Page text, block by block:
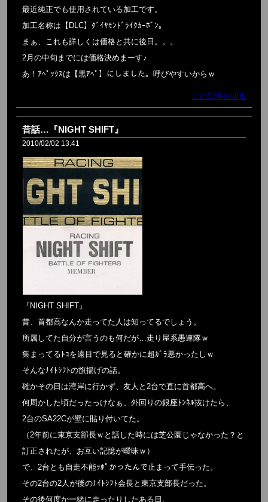
最近純正でも使用されている加工です。
加工名称は【DLC】ﾀﾞｲﾔﾓﾝﾄﾞﾗｲｸｶｰﾎﾞﾝ。
まぁ、これも詳しくは価格と共に後日。。。
2月の中旬までには価格決めまーす♪
あ！ｱﾍﾟｯｸｽは【黒ｱﾍﾟ】にしました。呼びやすいからｗ
この記事のURL
昔話…『NIGHT SHIFT』
2010/02/02 13:41
『NIGHT SHIFT』
昔、首都高なんか走ってた人は知ってるでしょう。
所属してた自分が言うのも何だが…走り屋系愚連隊ｗ
集まってるﾄｺを遠目で見ると確かに超ｶﾞﾗ悪かったしｗ
そんなﾅｲﾄｼﾌﾄの旗揚げの話。
確かその日は湾岸に行かず、友人と2台で直に首都高へ。
何周かした頃だったっけなぁ、外回りの銀座ﾄﾝﾈﾙ抜けたら、
2台のSA22Cが壁に貼り付いてた。
（2年前に東京支部長ｗと話した時には芝公園じゃなかった？と
訂正されたが、お互い記憶が曖昧ｗ）
で、2台とも自走不能ｯﾎﾟかったんで止まって手伝った。
その2台の2人が後のﾅｲﾄｼﾌﾄ会長と東京支部長だった。
その後何度か一緒に走ったりしたある日、